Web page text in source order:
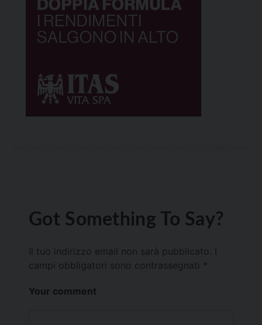
Got Something To Say?
Il tuo indirizzo email non sarà pubblicato.
campi obbligatori sono contrassegnati *
Your comment